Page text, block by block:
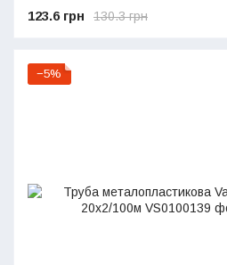
130.3 грн
123.6 грн
−5%